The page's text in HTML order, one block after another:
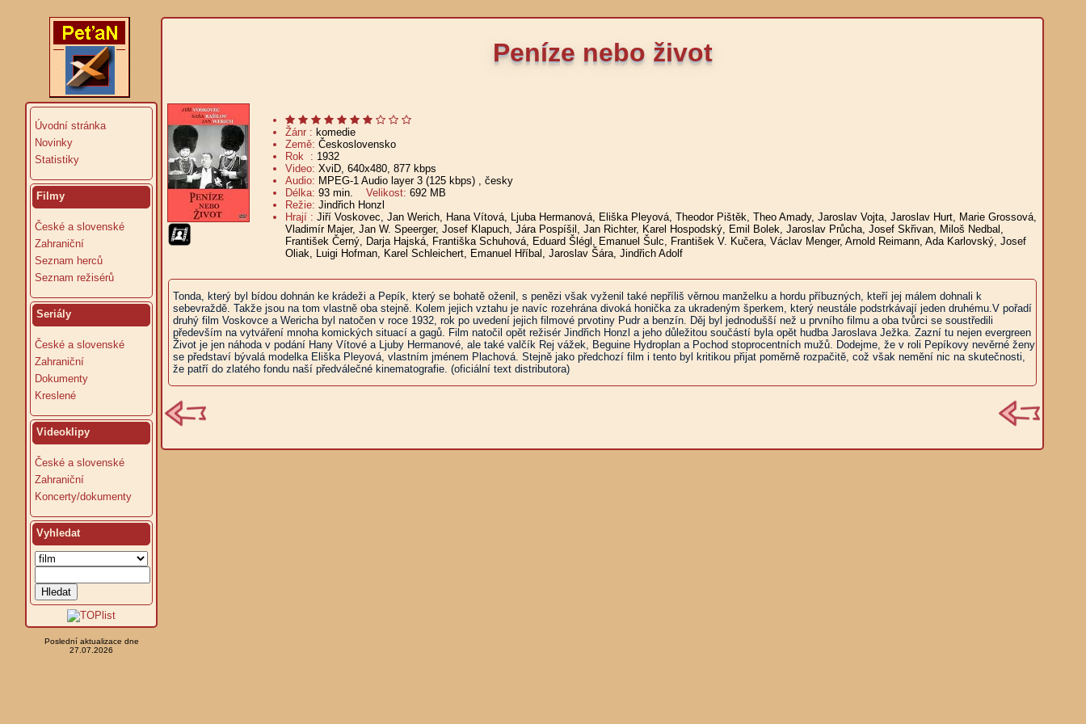
Úvodní stránka
Novinky
Statistiky
Filmy
České a slovenské
Zahraniční
Seznam herců
Seznam režisérů
Seriály
České a slovenské
Zahraniční
Dokumenty
Kreslené
Videoklipy
České a slovenské
Zahraniční
Koncerty/dokumenty
Vyhledat
Poslední aktualizace dne
27.07.2026
Peníze nebo život
Žánr : komedie
Země: Československo
Rok : 1932
Video: XviD, 640x480, 877 kbps
Audio: MPEG-1 Audio layer 3 (125 kbps) , česky
Délka: 93 min. Velikost: 692 MB
Režie: Jindřich Honzl
Hrají : Jiří Voskovec, Jan Werich, Hana Vítová, Ljuba Hermanová, Eliška Pleyová, Theodor Pištěk, Theo Amady, Jaroslav Vojta, Jaroslav Hurt, Marie Grossová,
Vladimír Majer, Jan W. Speerger, Josef Klapuch, Jára Pospíšil, Jan Richter, Karel Hospodský, Emil Bolek, Jaroslav Průcha, Josef Skřivan, Miloš Nedbal,
František Černý, Darja Hajská, Františka Schuhová, Eduard Šlégl, Emanuel Šulc, František V. Kučera, Václav Menger, Arnold Reimann, Ada Karlovský, Josef
Oliak, Luigi Hofman, Karel Schleichert, Emanuel Hříbal, Jaroslav Šára, Jindřich Adolf
Tonda, který byl bídou dohnán ke krádeži a Pepík, který se bohatě oženil, s penězi však vyženil také nepříliš věrnou manželku a hordu příbuzných, kteří jej málem dohnali k
sebevraždě. Takže jsou na tom vlastně oba stejně. Kolem jejich vztahu je navíc rozehrána divoká honička za ukradeným šperkem, který neustále podstrkávají jeden druhému.V pořadí
druhý film Voskovce a Wericha byl natočen v roce 1932, rok po uvedení jejich filmové prvotiny Pudr a benzín. Děj byl jednodušší než u prvního filmu a oba tvůrci se soustředili
především na vytváření mnoha komických situací a gagů. Film natočil opět režisér Jindřich Honzl a jeho důležitou součástí byla opět hudba Jaroslava Ježka. Zazní tu nejen evergreen
Život je jen náhoda v podání Hany Vítové a Ljuby Hermanové, ale také valčík Rej vážek, Beguine Hydroplan a Pochod stoprocentních mužů. Dodejme, že v roli Pepíkovy nevěrné ženy
se představí bývalá modelka Eliška Pleyová, vlastním jménem Plachová. Stejně jako předchozí film i tento byl kritikou přijat poměrně rozpačitě, což však nemění nic na skutečnosti,
že patří do zlatého fondu naší předválečné kinematografie. (oficiální text distributora)